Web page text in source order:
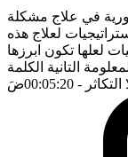
في علاج مشكلة
لعلاج هذه
لعلها تكون ابرزها
التانية الكلمة
- 00:05:20 ضَ